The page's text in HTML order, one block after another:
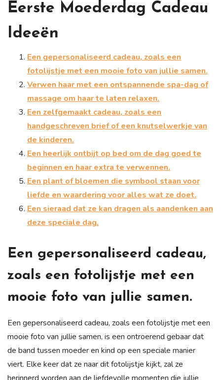
Eerste Moederdag Cadeau
Ideeën
Een gepersonaliseerd cadeau, zoals een
fotolijstje met een mooie foto van jullie samen.
Verwen haar met een ontspannende spa-dag of
massage om haar te laten relaxen.
Een zelfgemaakt cadeau, zoals een
handgeschreven brief of een knutselwerkje van
de kinderen.
Een heerlijk ontbijt op bed om de dag goed te
beginnen en haar extra te verwennen.
Een plant of bloemen die symbool staan voor
liefde en waardering voor alles wat ze doet.
Een sieraad dat ze kan dragen als aandenken aan
deze speciale dag.
Een gepersonaliseerd cadeau,
zoals een fotolijstje met een
mooie foto van jullie samen.
Een gepersonaliseerd cadeau, zoals een fotolijstje met een
mooie foto van jullie samen, is een ontroerend gebaar dat
de band tussen moeder en kind op een speciale manier
viert. Elke keer dat ze naar dit fotolijstje kijkt, zal ze